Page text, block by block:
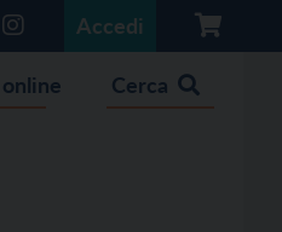
Accedi
Cerca